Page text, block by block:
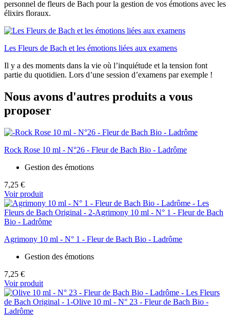
personnel de fleurs de Bach pour la gestion de vos émotions avec les
élixirs floraux.
Les Fleurs de Bach et les émotions liées aux examens
Il y a des moments dans la vie où l’inquiétude et la tension font
partie du quotidien. Lors d’une session d’examens par exemple !
Nous avons d'autres produits a vous
proposer
Rock Rose 10 ml - N°26 - Fleur de Bach Bio - Ladrôme
Gestion des émotions
7,25 €
Voir produit
Agrimony 10 ml - N° 1 - Fleur de Bach Bio - Ladrôme
Gestion des émotions
7,25 €
Voir produit